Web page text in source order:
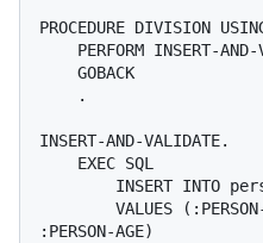
PROCEDURE DIVISION
INSERT-AND-VALIDATE.
:PERSON-AGE)